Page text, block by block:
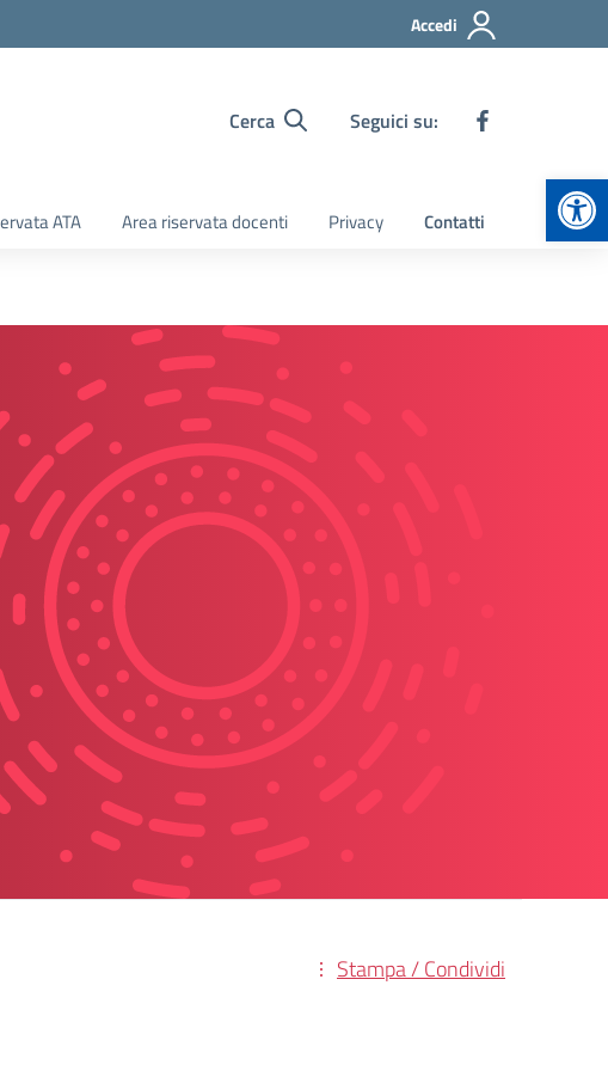
Accedi
Cerca Seguici su:
ATA Area riservata docenti Privacy Contatti
Stampa / Condividi